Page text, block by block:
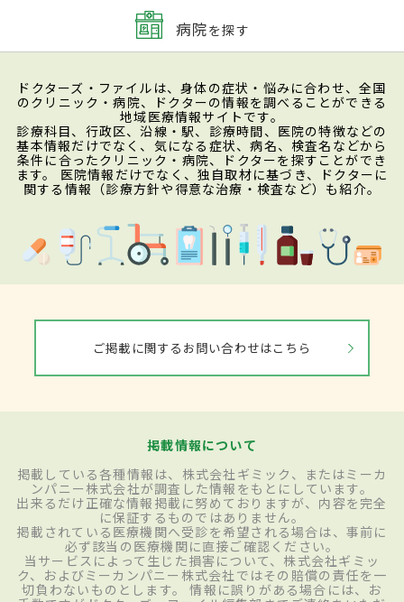
病院を探す
ドクターズ・ファイルは、身体の症状・悩みに合わせ、全国
のクリニック・病院、ドクターの情報を調べることができる
地域医療情報サイトです。
診療科目、行政区、沿線・駅、診療時間、医院の特徴などの
基本情報だけでなく、気になる症状、病名、検査名などから
条件に合ったクリニック・病院、ドクターを探すことができ
ます。 医院情報だけでなく、独自取材に基づき、ドクターに
関する情報（診療方針や得意な治療・検査など）も紹介。
ご掲載に関するお問い合わせはこちら
掲載情報について
掲載している各種情報は、株式会社ギミック、またはミーカ
ンパニー株式会社が調査した情報をもとにしています。
出来るだけ正確な情報掲載に努めておりますが、内容を完全
に保証するものではありません。
掲載されている医療機関へ受診を希望される場合は、事前に
必ず該当の医療機関に直接ご確認ください。
当サービスによって生じた損害について、株式会社ギミッ
ク、およびミーカンパニー株式会社ではその賠償の責任を一
切負わないものとします。 情報に誤りがある場合には、お